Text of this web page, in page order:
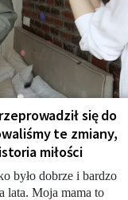
się do
te zmiany,
miłości
było dobrze i bardzo
lata. Moja mama to